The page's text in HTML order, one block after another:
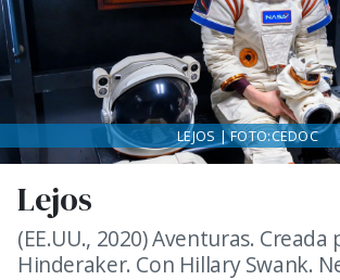
Lejos
(EE.UU., 2020) Aventuras.
Hinderaker. Con Hillary Swank.
LEJOS | FOTO:CEDOC